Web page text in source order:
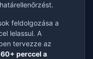
feldolgozása a
lelassul. A
tervezze az
perccel a